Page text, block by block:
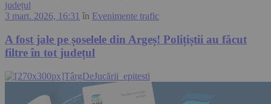
3 mart. 2026, 16:31 în Evenimente trafic
A fost jale pe șoselele din Argeș! Polițiștii au făcut
filtre în tot județul